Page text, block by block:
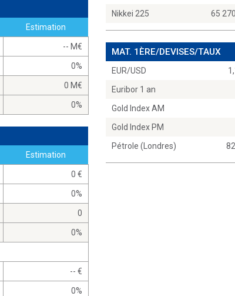
Estimation
-- M
0%
0 M
0%
Estimation
0
0%
0
0%
--
0%
Nikkei 225
65
MAT. 1ÈRE/DEVISES/TAUX
EUR/USD
Euribor 1 an
Gold Index AM
Gold Index PM
Pétrole (Londres)